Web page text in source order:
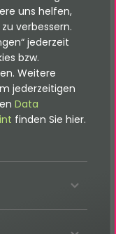
Notizen
Lizenz
uns helfen,
verbessern.
jederzeit
bzw.
Weitere
jederzeitigen
Data
finden Sie hier.